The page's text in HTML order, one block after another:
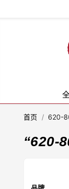
首页 / 620-
“620-